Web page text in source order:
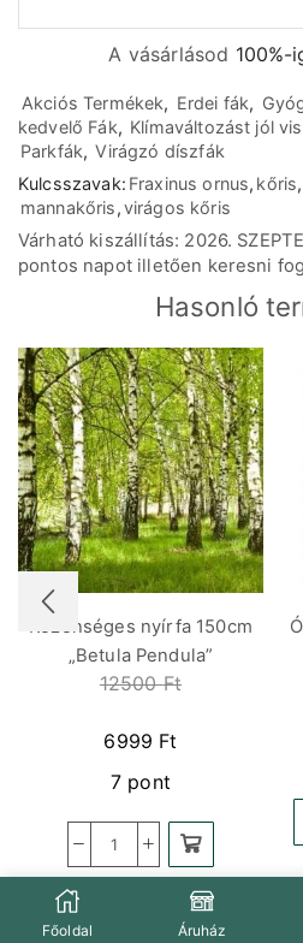
A vásárlásod 100%-
Akciós Termékek, Erdei fák,
kedvelő Fák, Klímaváltozást jól
Parkfák, Virágzó díszfák
Kulcsszavak: Fraxinus ornus, kőris,
mannakőris,virágos kőris
Várható kiszállítás: 2026.
pontos napot illetően keresni
Hasonló
Közönséges nyírfa 150cm
„Betula Pendula”
12500Ft
6999 Ft
7 pont
Főoldal Áruház